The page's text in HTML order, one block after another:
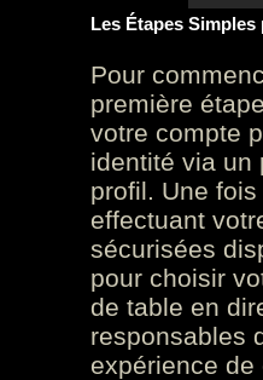
Les Étapes
Pour
première
votre compte
identité via un
profil. Une
effectuant
sécurisées
pour choisir
de table en
responsables
expérience